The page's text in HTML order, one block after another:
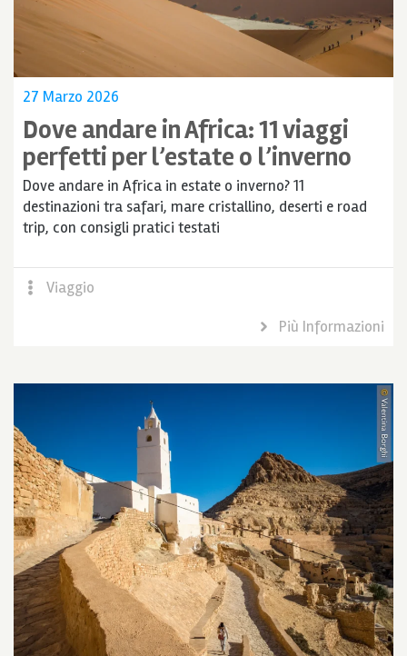
27 Marzo 2026
Dove andare in Africa: 11 viaggi
perfetti per l’estate o l’inverno
Dove andare in Africa in estate o inverno? 11
destinazioni tra safari, mare cristallino, deserti e road
trip, con consigli pratici testati
Viaggio
Più Informazioni